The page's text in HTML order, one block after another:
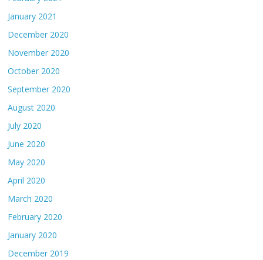
January 2021
December 2020
November 2020
October 2020
September 2020
August 2020
July 2020
June 2020
May 2020
April 2020
March 2020
February 2020
January 2020
December 2019